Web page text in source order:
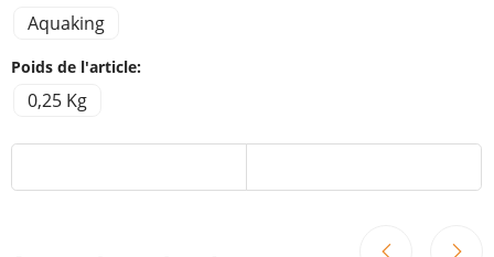
Aquaking
Poids de l'article:
0,25 Kg